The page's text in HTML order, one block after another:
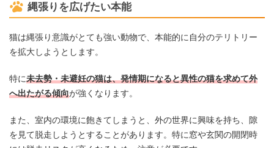
縄張りを広げたい本能
猫は縄張り意識がとても強い動物で、本能的に自分のテリトリー
を拡大しようとします。
特に未去勢・未避妊の猫は、発情期になると異性の猫を求めて外
へ出たがる傾向が強くなります。
また、室内の環境に飽きてしまうと、外の世界に興味を持ち、隙
を見て脱走しようとすることがあります。特に窓や玄関の開閉時